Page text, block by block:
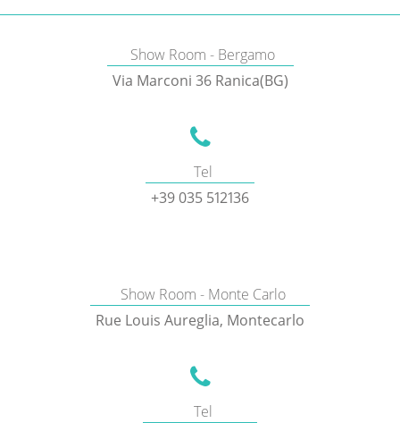
Show Room - Bergamo
Via Marconi 36 Ranica(BG)
Tel
+39 035 512136
Show Room - Monte Carlo
Rue Louis Aureglia, Montecarlo
Tel